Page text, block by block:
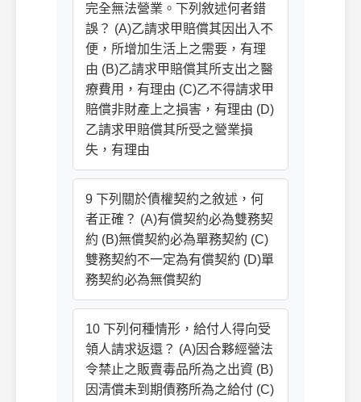
完全無法營業。下列敘述何者錯
誤？ (A)乙請求甲賠償其因出入不
便，所增加生活上之需要，有理
由 (B)乙請求甲賠償其所支出之醫
療費用，有理由 (C)乙不得請求甲
賠償非財產上之損害，有理由 (D)
乙請求甲賠償其所受之營業損
失，有理由
9 下列關於債權契約之敘述，何
者正確？ (A)有償契約必為雙務契
約 (B)無償契約必為單務契約 (C)
雙務契約不一定為有償契約 (D)單
務契約必為無償契約
10 下列何種情形，給付人得向受
領人請求返還？ (A)因合夥經營法
令禁止之販賣毒品所為之出資 (B)
因清償未到期債務所為之給付 (C)